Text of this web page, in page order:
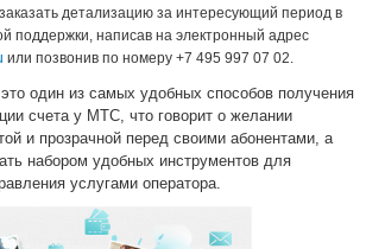
детализацию за интересующий период в
поддержки, написав на электронный адрес
или позвонив по номеру +7 495 997 07 02.
один из самых удобных способов получения
счета у МТС, что говорит о желании
и прозрачной перед своими абонентами, а
набором удобных инструментов для
услугами оператора.